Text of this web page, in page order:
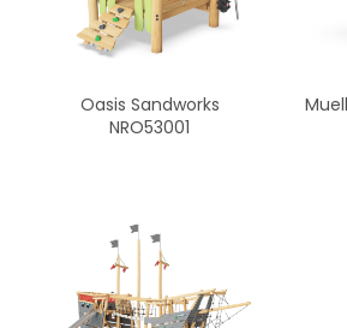
Oasis Sandworks
NRO53001